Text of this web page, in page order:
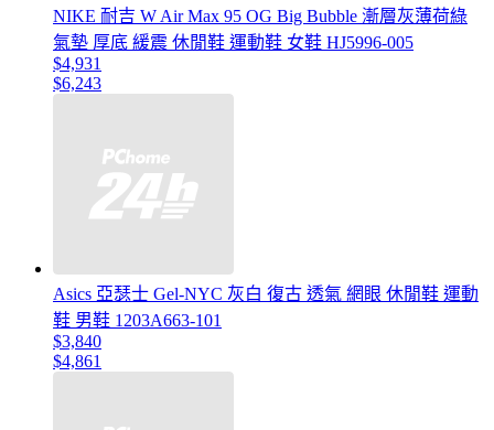
NIKE 耐吉 W Air Max 95 OG Big Bubble 漸層灰薄荷綠
氣墊 厚底 緩震 休閒鞋 運動鞋 女鞋 HJ5996-005
$4,931
$6,243
Asics 亞瑟士 Gel-NYC 灰白 復古 透氣 網眼 休閒鞋 運動
鞋 男鞋 1203A663-101
$3,840
$4,861